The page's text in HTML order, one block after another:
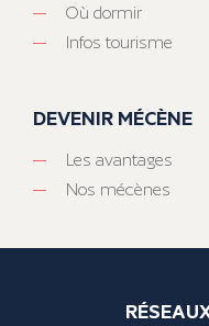
Où dormir
Infos tourisme
DEVENIR MÉCÈNE
Les avantages
Nos mécènes